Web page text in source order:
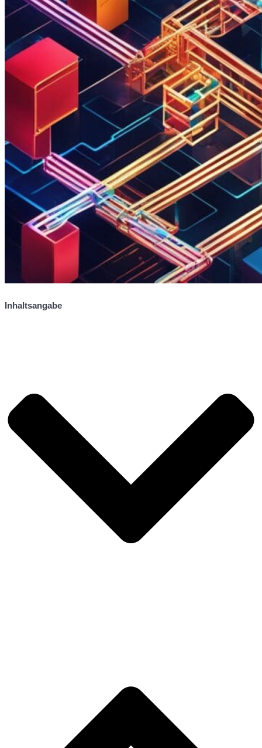
Inhaltsangabe